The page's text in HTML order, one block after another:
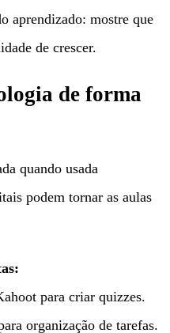
aprendizado: mostre que
de crescer.
de forma
quando usada
podem tornar as aulas
para criar quizzes.
organização de tarefas.